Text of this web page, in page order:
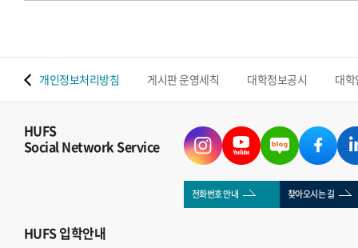
개인정보처리방침 게시판 운영세칙 대학정보공시 대
HUFS
Social Network Service
전화번호 안내 찾아오시는 길
HUFS입학안내